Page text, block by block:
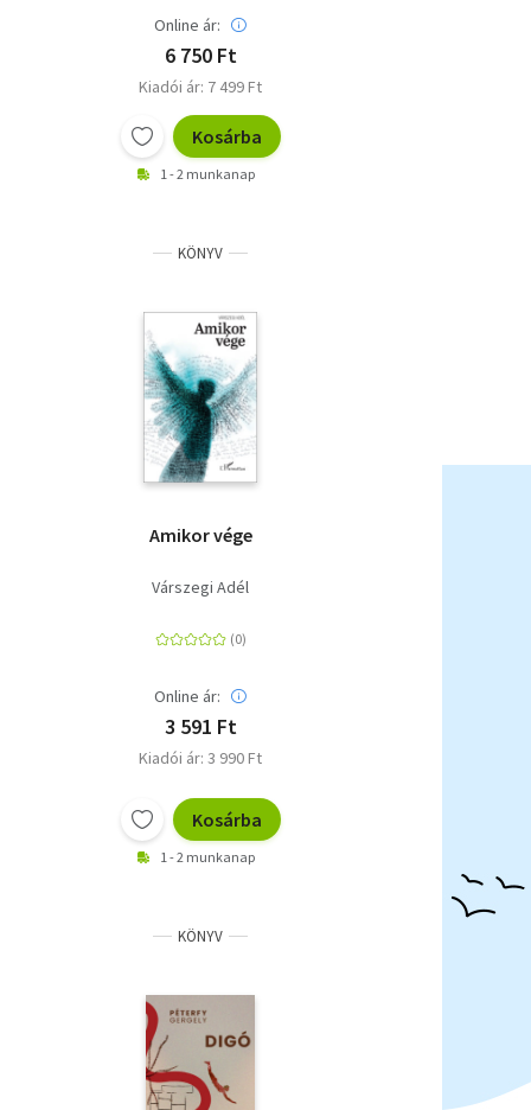
Online ár:
6 750 Ft
Kiadói ár: 7 499 Ft
Kosárba
1 - 2 munkanap
KÖNYV
Amikor vége
Várszegi Adél
Online ár:
3 591 Ft
Kiadói ár: 3 990 Ft
Kosárba
1 - 2 munkanap
KÖNYV